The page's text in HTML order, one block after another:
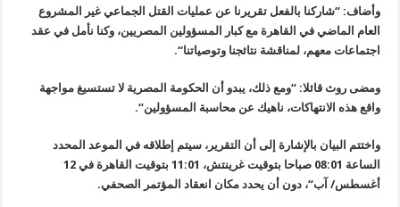
وأضاف: “شاركنا بالفعل تقريرنا عن عمليات القتل الجماعي غير المشروع
العام الماضي في القاهرة مع كبار المسؤولين المصريين، وكنا نأمل في عقد
اجتماعات معهم، لمناقشة نتائجنا وتوصياتنا“.
ومضى روث قائلا: “ومع ذلك، يبدو أن الحكومة المصرية لا تستسيغ مواجهة
واقع هذه الانتهاكات، ناهيك عن محاسبة المسؤولين“.
واختتم البيان بالإشارة إلى أن التقرير، سيتم إطلاقه في الموعد المحدد
الساعة 08:01 صباحا بتوقيت غرينتش، 11:01 بتوقيت القاهرة في 12
أغسطس/ آب“، دون أن يحدد مكان انعقاد المؤتمر الصحفي.